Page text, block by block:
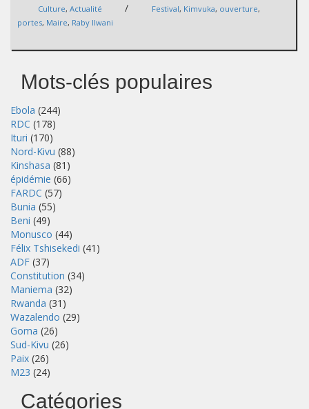
Culture, Actualité / Festival, Kimvuka, ouverture,
portes, Maire, Raby Ilwani
Mots-clés populaires
Ebola (244)
RDC (178)
Ituri (170)
Nord-Kivu (88)
Kinshasa (81)
épidémie (66)
FARDC (57)
Bunia (55)
Beni (49)
Monusco (44)
Félix Tshisekedi (41)
ADF (37)
Constitution (34)
Maniema (32)
Rwanda (31)
Wazalendo (29)
Goma (26)
Sud-Kivu (26)
Paix (26)
M23 (24)
Catégories